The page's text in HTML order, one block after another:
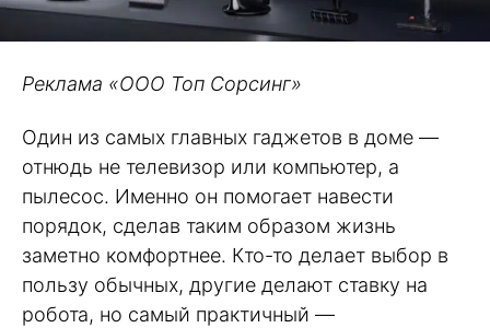
Реклама «ООО Топ Сорсинг»
Один из самых главных гаджетов в доме —
отнюдь не телевизор или компьютер, а
пылесос. Именно он помогает навести
порядок, сделав таким образом жизнь
заметно комфортнее. Кто-то делает выбор в
пользу обычных, другие делают ставку на
робота, но самый практичный —